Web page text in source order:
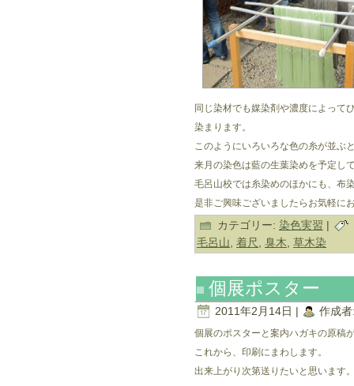
同じ染材でも媒染剤や濃度によって
染まります。
このようにいろいろな色の糸が並ぶ
来月の染色は藍の生葉染めを予定し
毛呂山校では糸染めのほかにも、布
是非ご興味ございましたらお気軽に
カテゴリー: 染色実習 |
毛呂山 着尺 臭木 草木染
個展ポスター
2011年2月14日 | 作成
個展のポスターと案内ハガキの原稿
これから、印刷にまわします。
出来上がり次第送りたいと思います